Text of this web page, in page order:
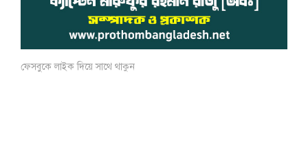
ফেসবুকে লাইক দিয়ে সাথে থাকুন